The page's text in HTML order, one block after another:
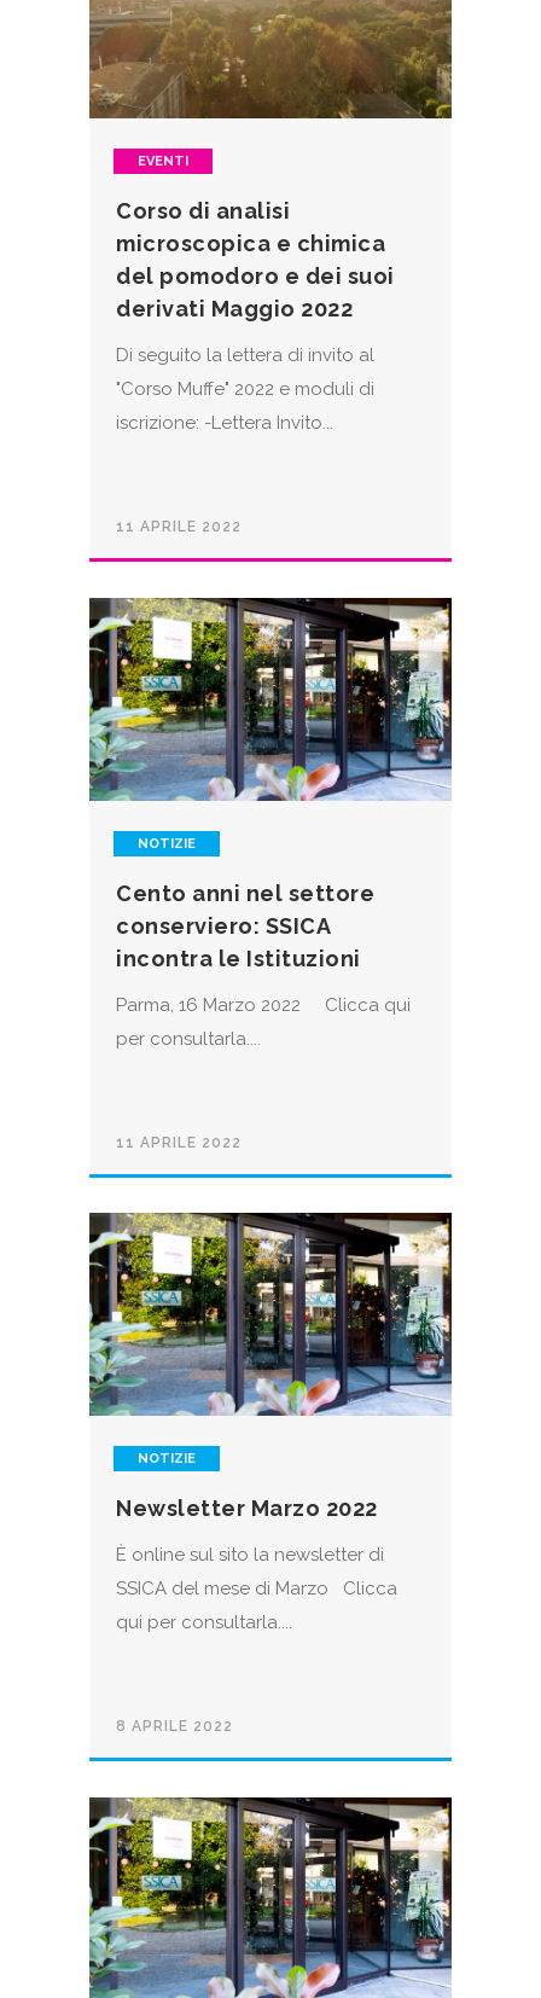
EVENTI
Corso di analisi
microscopica e chimica
del pomodoro e dei suoi
derivati Maggio 2022
Di seguito la lettera di invito al
"Corso Muffe" 2022 e moduli di
iscrizione: -Lettera Invito...
11 APRILE 2022
NOTIZIE
Cento anni nel settore
conserviero: SSICA
incontra le Istituzioni
Parma, 16 Marzo 2022 Clicca qui
per consultarla....
11 APRILE 2022
NOTIZIE
Newsletter Marzo 2022
È online sul sito la newsletter di
SSICA del mese di Marzo Clicca
qui per consultarla....
8 APRILE 2022